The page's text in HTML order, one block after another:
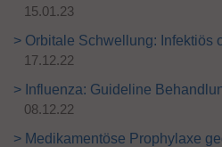
15.01.23
> Orbitale Schwellung: Infektiös
17.12.22
> Influenza: Guideline
08.12.22
> Medikamentöse Prophylaxe